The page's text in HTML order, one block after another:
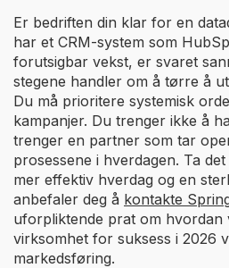
Er bedriften din klar for en
har et CRM-system som
forutsigbar vekst, er svaret
stegene handler om å tørre å
Du må prioritere systemisk
kampanjer. Du trenger ikke å
trenger en partner som tar
prosessene i hverdagen. Ta
mer effektiv hverdag og en
anbefaler deg å kontakte
uforpliktende prat om hvordan
virksomhet for suksess i 2026
markedsføring.